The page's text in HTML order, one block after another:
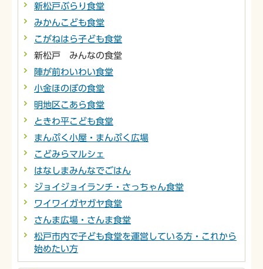
新松戸ぶらり食堂
みかんこども食堂
こがねはら子ども食堂
新松戸 みんなの食堂
陣が前わいわい食堂
小金ほのぼの食堂
明地区こあら食堂
ときわ平こども食堂
まんぷく小屋・まんぷく広場
こどみらマルシェ
はなしまみんなでごはん
ジョイジョイランチ・さっちゃん食堂
ワイワイガヤガヤ食堂
さんま広場・さんま食堂
松戸市内で子ども食堂を運営している方・これから
始めたい方